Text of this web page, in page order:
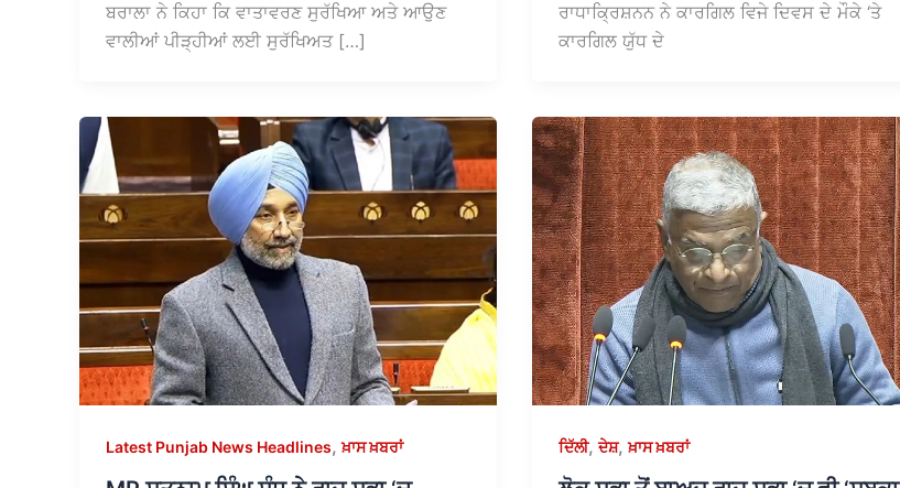
ਬਰਾਲਾ ਨੇ ਕਿਹਾ ਕਿ ਵਾਤਾਵਰਣ ਸੁਰੱਖਿਆ ਅਤੇ ਆਉਣ
ਵਾਲੀਆਂ ਪੀੜ੍ਹੀਆਂ ਲਈ ਸੁਰੱਖਿਅਤ […]
ਰਾਧਾਕ੍ਰਿਸ਼ਨਨ ਨੇ ਕਾਰਗਿਲ ਵਿਜੇ ਦਿਵਸ ਦੇ ਮੌਕੇ ‘ਤੇ
ਕਾਰਗਿਲ ਯੁੱਧ ਦੇ
Latest Punjab News Headlines,ਖ਼ਾਸ ਖ਼ਬਰਾਂ ਦਿੱਲੀ,ਦੇਸ਼,ਖ਼ਾਸ ਖ਼ਬਰਾਂ